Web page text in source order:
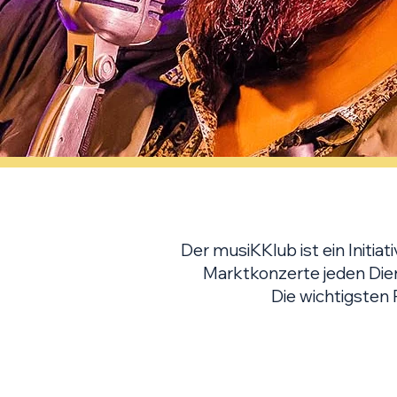
Der musiKKlub ist ein
Marktkonzerte jeden
Die wichtigsten